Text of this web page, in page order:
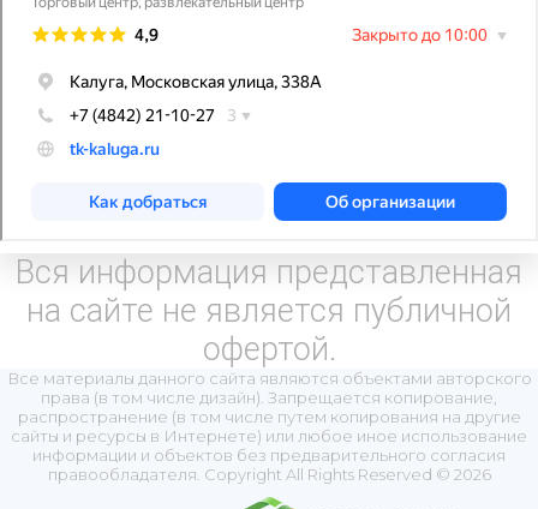
Вся информация представленная
на сайте не является публичной
офертой.
Все материалы данного сайта являются объектами авторского
права (в том числе дизайн). Запрещается копирование,
распространение (в том числе путем копирования на другие
сайты и ресурсы в Интернете) или любое иное использование
информации и объектов без предварительного согласия
правообладателя. Copyright All Rights Reserved © 2026